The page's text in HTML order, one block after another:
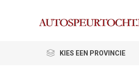
KIES EEN PROVINCIE